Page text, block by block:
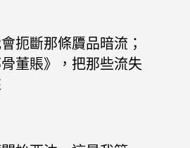
扼斷那條贗品暗流；
董賬》，把那些流失